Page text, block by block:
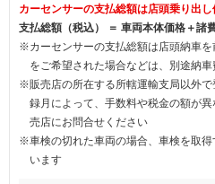
カーセンサーの支払総額は店頭乗り出
支払総額（税込） ＝ 車両本体価格＋諸
※カーセンサーの支払総額は店頭納車
をご希望された場合などは、別途納
※販売店の所在する所轄運輸支局以外
録月によって、手数料や税金の額が
売店にお問合せください
※車検の切れた車両の場合、車検を取
います